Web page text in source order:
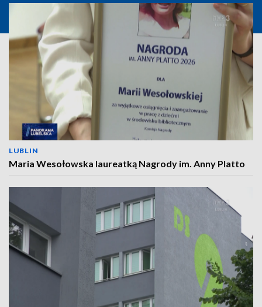
LUBLIN
Maria Wesołowska laureatką Nagrody im. Anny Platto